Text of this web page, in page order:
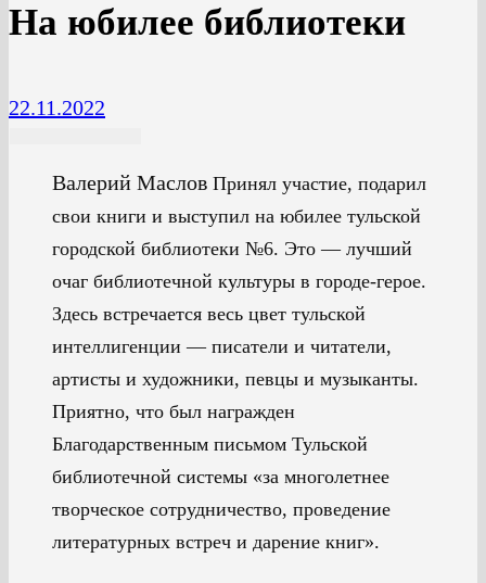
На юбилее библиотеки
22.11.2022
Валерий Маслов Принял участие, подарил
свои книги и выступил на юбилее тульской
городской библиотеки №6. Это — лучший
очаг библиотечной культуры в городе-герое.
Здесь встречается весь цвет тульской
интеллигенции — писатели и читатели,
артисты и художники, певцы и музыканты.
Приятно, что был награжден
Благодарственным письмом Тульской
библиотечной системы «за многолетнее
творческое сотрудничество, проведение
литературных встреч и дарение книг».